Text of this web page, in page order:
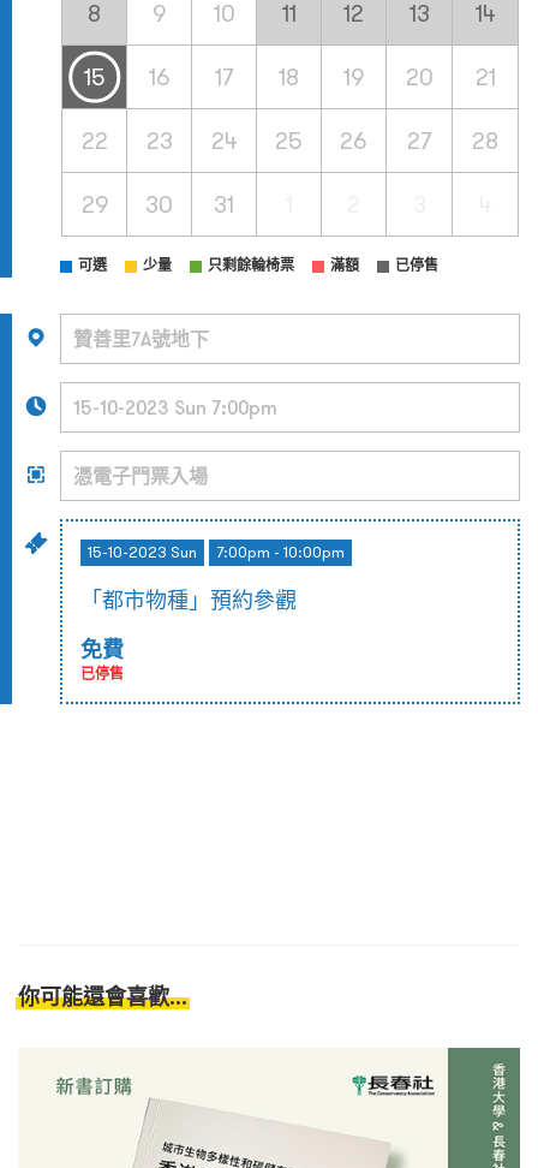
8 9 10 11 12 13 14
15 16 17 18 19 20 21
22 23 24 25 26 27 28
29 30 31
可選 少量 只剩餘輪椅票 滿額 已停售
15-10-2023 Sun 7:00pm - 10:00pm
「都市物種」預約參觀
免費
已停售
你可能還會喜歡...